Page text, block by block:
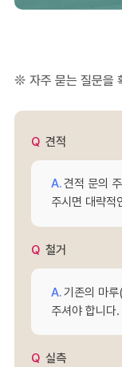
자주 묻는 질문을
견적
견적 문의
주시면 대략적
철거
기존의 마
주셔야 합니다
실측